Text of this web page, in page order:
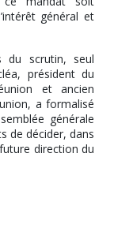
général et
du scrutin, seul
président du
et ancien
a formalisé
générale
de décider, dans
direction du